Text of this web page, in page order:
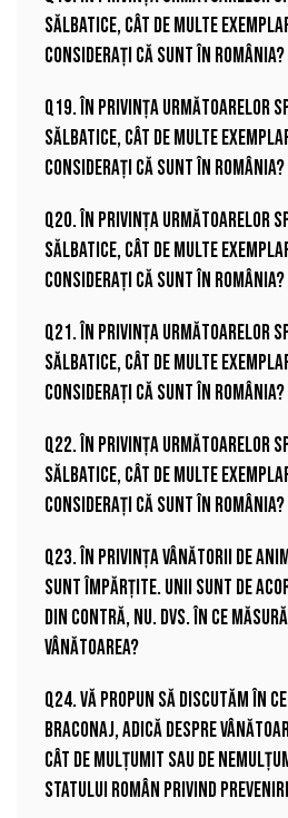
sălbatice, cât de multe
considerați că sunt în România?
Q19. În privința următoarelor
sălbatice, cât de multe
considerați că sunt în România?
Q20. În privința următoarelor
sălbatice, cât de multe
considerați că sunt în
Q21. În privința următoarelor
sălbatice, cât de multe
considerați că sunt în
Q22. În privința următoarelor
sălbatice, cât de multe
considerați că sunt în România?
Q23. În privința vânătorii de
sunt împărțite. Unii sunt de
din contră, nu. Dvs. în ce
vânătoarea?
Q24. Vă propun să discutăm în
braconaj, adică despre
Cât de mulțumit sau de
statului român privind